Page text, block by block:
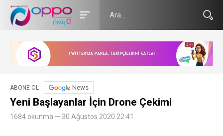
ABONE OL News
Yeni Başlayanlar İçin Drone Çekimi
1684 okunma — 30 Ağustos 2020 22:41